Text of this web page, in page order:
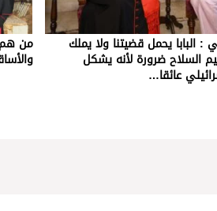
: البابا يحمل قضيتنا ولا يملك
السلاح ضرورة لأنه يشكل
عائقا…
من هم